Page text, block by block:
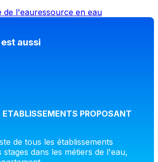
de l'eauressource en eau
aussi
ETABLISSEMENTS PROPOSANT
de tous les établissements
stages dans les métiers de l'eau,